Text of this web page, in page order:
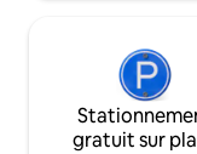
gratuit sur